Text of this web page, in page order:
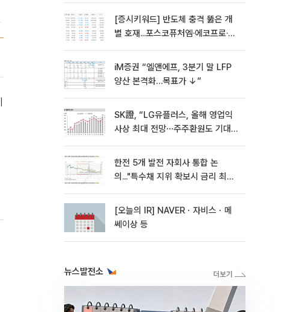
[증시키워드] 반도체 충격 뚫은 개
별 호재...포스코퓨처엠·에코프로·한
iM증권 “엘앤에프, 3분기 말 LFP
양산 본격화…목표가 ↓”
SK證, “LG유플러스, 올해 영업익
사상 최대 전망⋯주주환원도 기대
한전 5개 발전 자회사 통합 논
의..."특수채 지위 확보시 금리 최대
[오늘의 IR] NAVERㆍ자비스ㆍ메
쎄이상 등
뉴스발전소